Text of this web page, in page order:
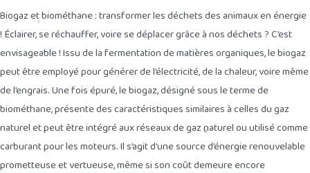
Biogaz et biométhane : transformer les déchets des animaux en énergie
! Éclairer, se réchauffer, voire se déplacer grâce à nos déchets ? C’est
envisageable ! Issu de la fermentation de matières organiques, le biogaz
peut être employé pour générer de l’électricité, de la chaleur, voire même
de l’engrais. Une fois épuré, le biogaz, désigné sous le terme de
biométhane, présente des caractéristiques similaires à celles du gaz
naturel et peut être intégré aux réseaux de gaz naturel ou utilisé comme
carburant pour les moteurs. Il s’agit d’une source d’énergie renouvelable
prometteuse et vertueuse, même si son coût demeure encore